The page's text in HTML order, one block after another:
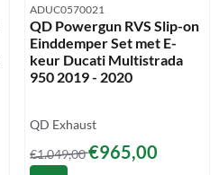
Artikelnummer
ADUC0570021
QD Powergun RVS Slip-on
Einddemper Set met E-
keur Ducati Multistrada
950 2019 - 2020
Merk:
QD Exhaust
Van 1 049,00 voor 965,00
€1.049,00€965,00